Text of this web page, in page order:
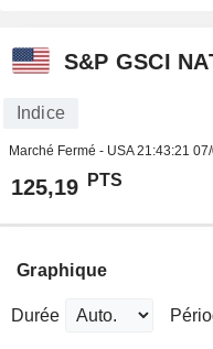
S&P GSCI
Indice
Marché Fermé - USA21:43:21
125,19 PTS
Graphique
Durée